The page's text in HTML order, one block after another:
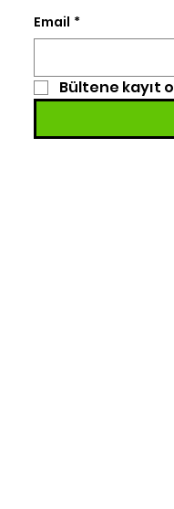
Email *
Bültene kayıt